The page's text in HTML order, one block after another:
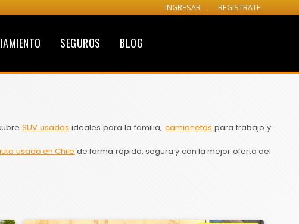
INGRESAR REGISTRATE
SEGUROS BLOG
SUV usados ideales para la familia, camionetas para trabajo y
usado en Chile de forma rápida, segura y con la mejor oferta del